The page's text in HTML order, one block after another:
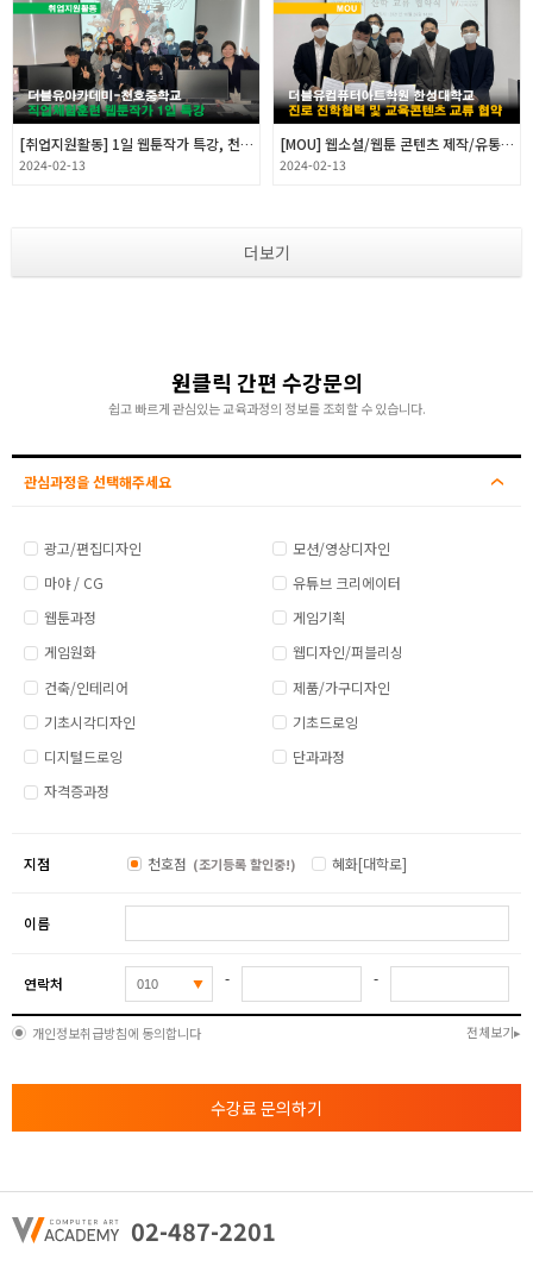
[취업지원활동] 1일 웹툰작가 특강, 천호중학교 직업체험훈련
2024-02-13
[MOU] 웹소설/웹툰 콘텐츠 제작/유통 RS미디어와 MOU 체결
2024-02-13
더보기
원클릭 간편 수강문의
쉽고 빠르게 관심있는 교육과정의 정보를 조회할 수 있습니다.
관심과정을 선택해주세요
광고/편집디자인
모션/영상디자인
마야 / CG
유튜브 크리에이터
웹툰과정
게임기획
게임원화
웹디자인/퍼블리싱
건축/인테리어
제품/가구디자인
기초시각디자인
기초드로잉
디지털드로잉
단과과정
자격증과정
지점 천호점 (조기등록 할인중!) 혜화[대학로]
이름
연락처 - -
개인정보취급방침에 동의합니다 전체보기
수강료 문의하기
02-487-2201